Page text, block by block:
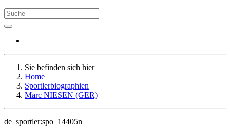
Sie befinden sich hier
Home
Sportlerbiographien
Marc NIESEN (GER)
de_sportler:spo_14405n